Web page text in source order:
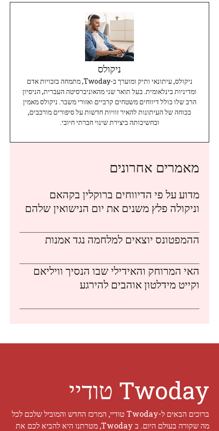
ניקולס
ניקולס, עיתונאי ותיק ומוערך ב-Twoday, מתמחה בזכויות אדם
ומדיניות בינלאומית. בעל תואר שני מהאוניברסיטה העברית, הניסיון
הרב שלו כולל דיווחים משטחים קרביים ואזורי משבר. ניקולס מאמין
בכוחה של העיתונות להאיר זוויות חדשות על סיפורים מורכבים,
ובחשיבותה ביצירת שינוי חברתי חיובי.
מאמרים אחרונים
מדוע על פי הדיווחים ברוקלין בקהאם
וניקולה פלץ משנים את יום הנישואין שלהם
ההמפטונס יוצאים למלחמה נגד אמנות
האי המרוחק והאידילי שבו הנסיך וויליאם
וקייט מידלטון אוהבים להירגע
Twoday טודיי
ברוכים הבאים ל-Twoday טודיי, המרכז החדש והמוביל שלכם לכל
מה שקורה בעולם היום. ב Twoday, מטרתנו היא להביא לכם את